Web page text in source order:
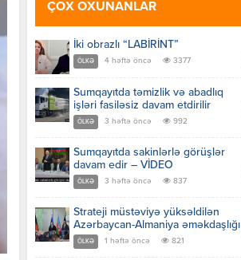
ÇOX OXUNANLAR
İki obrazlı “LABİRİNT”
ÖLKƏ 4 həftə öncə 3377
Sumqayıtda təmizlik və abadlıq
işləri fasiləsiz davam etdirilir
ÖLKƏ 3 həftə öncə 992
Sumqayıtda sakinlərlə görüşlər
davam edir – VİDEO
ÖLKƏ 3 həftə öncə 837
Strateji müstəviyə yüksəldilən
Azərbaycan-Almaniya əməkdaşlığı
ÖLKƏ 1 həftə öncə 821